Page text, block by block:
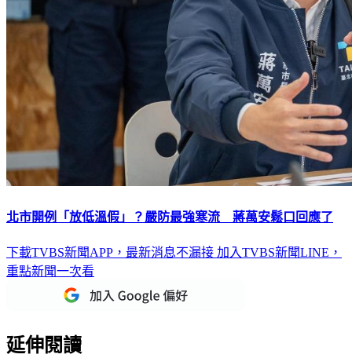
北市開例「放低溫假」？嚴防最強寒流 蔣萬安鬆口回應了
下載TVBS新聞APP，最新消息不漏接 加入TVBS新聞LINE，
重點新聞一次看
延伸閱讀